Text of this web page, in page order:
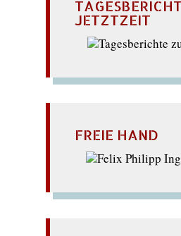
JETZTZEIT
FREIE HAND